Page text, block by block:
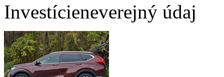
Investícieneverejný údaj